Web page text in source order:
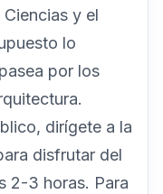
y el
lo
por los
dirígete a la
disfrutar del
2-3 horas. Para